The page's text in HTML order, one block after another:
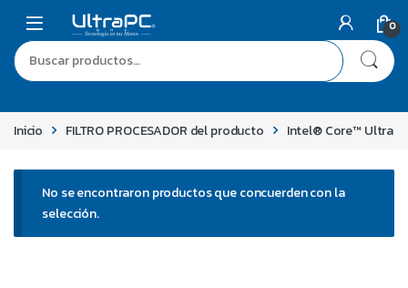
0
Inicio FILTRO PROCESADOR del producto Intel® Core™ Ultra
No se encontraron productos que concuerden con la
selección.